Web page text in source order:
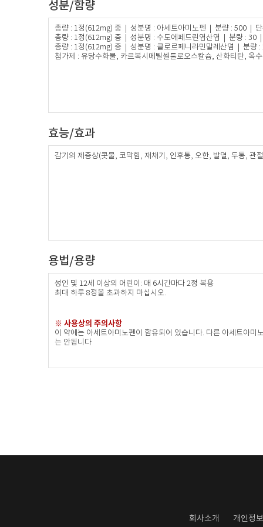
성분/함량
총량 : 1정(612mg) 중 | 성분명 : 아세트아미노펜 | 분량 : 500 |
총량 : 1정(612mg) 중 | 성분명 : 수도에페드린염산염 | 분량 : 30
총량 : 1정(612mg) 중 | 성분명 : 클로르페니라민말레산염 | 분량
첨가제 : 유당수화물, 카르복시메틸셀룰로오스칼슘, 산화티탄, 옥
효능/효과
감기의 제증상(콧물, 코막힘, 재채기, 인후통, 오한, 발열, 두통, 관
용법/용량
성인 및 12세 이상의 어린이: 매 6시간마다 2정 복용
최대 하루 8정을 초과하지 마십시오.
※ 사용상의 주의사항
이 약에는 아세트아미노펜이 함유되어 있습니다. 다른 아세트아
는 안됩니다​
회사소개 개인정